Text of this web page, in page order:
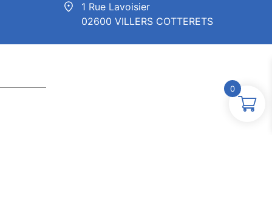
1 Rue Lavoisier
02600 VILLERS COTTERETS
0